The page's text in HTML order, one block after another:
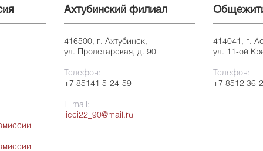
Ахтубинский филиал
416500, г. Ахтубинск,
ул. Пролетарская, д. 90
Телефон:
+7 85141 5-24-59
E-mail:
licei22_90@mail.ru
414041, г.
ул. 11-ой
Телефон:
+7 8512 36-